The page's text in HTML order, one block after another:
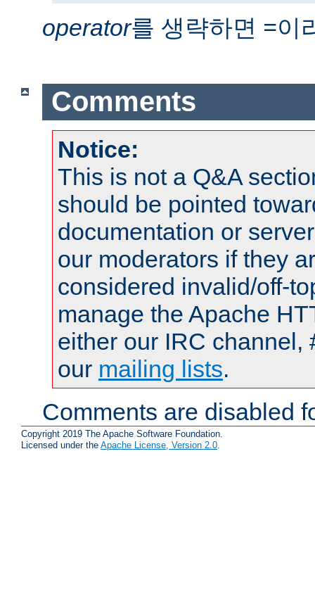
operator를 생략하면 =이
Comments
Notice:
This is not a Q&A
should be pointed
documentation or
our moderators if they
considered invalid/off-
manage the Apache
either our IRC channel,
our mailing lists.
Comments are disabled
Copyright 2019 The Apache Software Foundation.
Licensed under the Apache License, Version 2.0